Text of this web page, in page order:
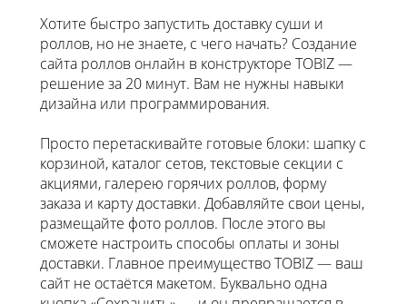
Хотите быстро запустить доставку суши и
роллов, но не знаете, с чего начать? Создание
сайта роллов онлайн в конструкторе TOBIZ —
решение за 20 минут. Вам не нужны навыки
дизайна или программирования.
Просто перетаскивайте готовые блоки: шапку с
корзиной, каталог сетов, текстовые секции с
акциями, галерею горячих роллов, форму
заказа и карту доставки. Добавляйте свои цены,
размещайте фото роллов. После этого вы
сможете настроить способы оплаты и зоны
доставки. Главное преимущество TOBIZ — ваш
сайт не остаётся макетом. Буквально одна